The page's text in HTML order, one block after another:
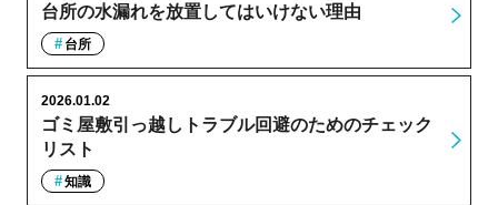
台所の水漏れを放置してはいけない理由
台所
ゴミ屋敷引っ越しトラブル回避のためのチェック
リスト
2026.01.02
知識